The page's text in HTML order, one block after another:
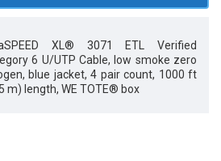
XL® 3071 ETL Verified
6 U/UTP Cable, low smoke zero
blue jacket, 4 pair count, 1000 ft
m) length, WE TOTE® box